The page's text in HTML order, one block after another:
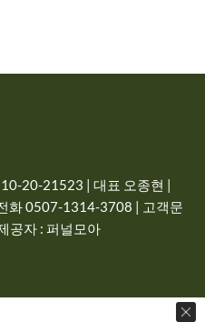
20-21523 | 대표 오종현 |
화 0507-1314-3708 | 고객문
공자 : 퍼널모아